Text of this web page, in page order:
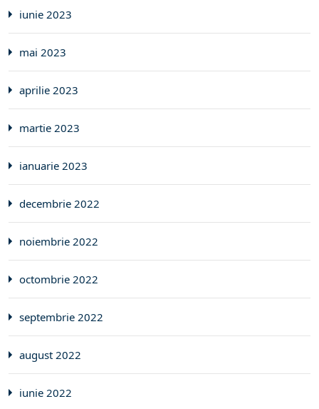
iunie 2023
mai 2023
aprilie 2023
martie 2023
ianuarie 2023
decembrie 2022
noiembrie 2022
octombrie 2022
septembrie 2022
august 2022
iunie 2022